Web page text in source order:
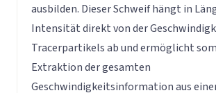
ausbilden. Dieser Schweif hängt in
Intensität direkt von der
Tracerpartikels ab und ermöglicht
Extraktion der gesamten
Geschwindigkeitsinformation aus